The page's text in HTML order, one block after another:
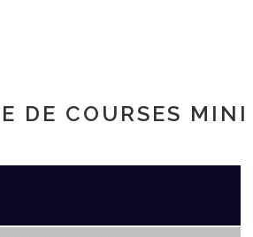
DE COURSES MINI